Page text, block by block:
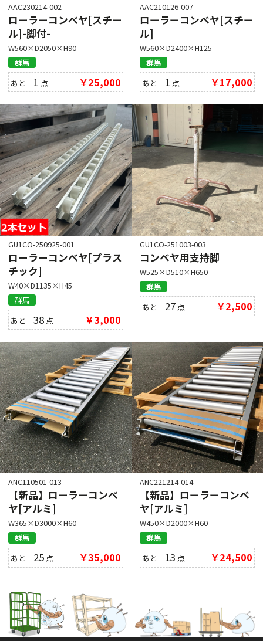
AAC230214-002
ローラーコンベヤ[スチー
ル]-脚付-
W560×D2050×H90
群馬
あと 1 点 ￥25,000
AAC210126-007
ローラーコンベヤ[スチー
ル]
W560×D2400×H125
群馬
あと 1 点 ￥17,000
GU1CO-250925-001
ローラーコンベヤ[プラス
チック]
W40×D1135×H45
群馬
あと38 点 ￥3,000
GU1CO-251003-003
コンベヤ用支持脚
W525×D510×H650
群馬
あと 27 点 ￥2,500
ANC110501-013
【新品】ローラーコンベ
ヤ[アルミ]
W365×D3000×H60
群馬
あと 25 点 ￥35,000
ANC221214-014
【新品】ローラーコンベ
ヤ[アルミ]
W450×D2000×H60
群馬
あと 13 点 ￥24,500